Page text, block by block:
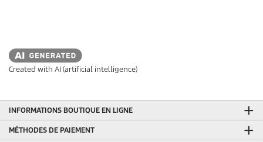
Created with AI (artificial intelligence)
INFORMATIONS BOUTIQUE EN LIGNE
MÉTHODES DE PAIEMENT